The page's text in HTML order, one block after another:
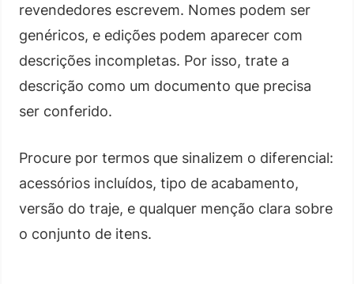
revendedores escrevem. Nomes podem ser
genéricos, e edições podem aparecer com
descrições incompletas. Por isso, trate a
descrição como um documento que precisa
ser conferido.
Procure por termos que sinalizem o diferencial:
acessórios incluídos, tipo de acabamento,
versão do traje, e qualquer menção clara sobre
o conjunto de itens.